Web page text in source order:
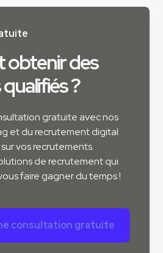
obtenir des
?
gratuite avec nos
et du recrutement digital
vos recrutements.
de recrutement qui
faire gagner du temps !
consultation gratuite